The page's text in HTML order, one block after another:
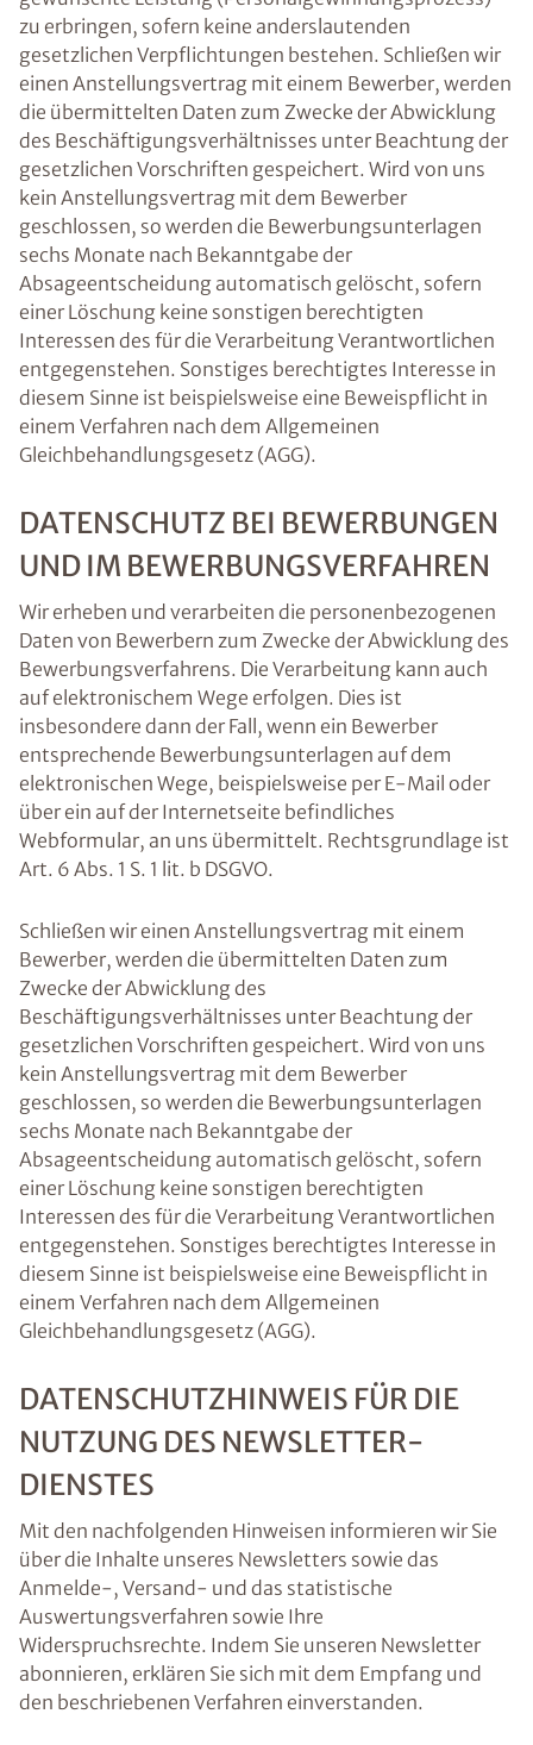
zu erbringen, sofern keine anderslautenden
gesetzlichen Verpflichtungen bestehen. Schließen wir
einen Anstellungsvertrag mit einem Bewerber, werden
die übermittelten Daten zum Zwecke der Abwicklung
des Beschäftigungsverhältnisses unter Beachtung der
gesetzlichen Vorschriften gespeichert. Wird von uns
kein Anstellungsvertrag mit dem Bewerber
geschlossen, so werden die Bewerbungsunterlagen
sechs Monate nach Bekanntgabe der
Absageentscheidung automatisch gelöscht, sofern
einer Löschung keine sonstigen berechtigten
Interessen des für die Verarbeitung Verantwortlichen
entgegenstehen. Sonstiges berechtigtes Interesse in
diesem Sinne ist beispielsweise eine Beweispflicht in
einem Verfahren nach dem Allgemeinen
Gleichbehandlungsgesetz (AGG).
DATENSCHUTZ BEI BEWERBUNGEN
UND IM BEWERBUNGSVERFAHREN
Wir erheben und verarbeiten die personenbezogenen
Daten von Bewerbern zum Zwecke der Abwicklung des
Bewerbungsverfahrens. Die Verarbeitung kann auch
auf elektronischem Wege erfolgen. Dies ist
insbesondere dann der Fall, wenn ein Bewerber
entsprechende Bewerbungsunterlagen auf dem
elektronischen Wege, beispielsweise per E-Mail oder
über ein auf der Internetseite befindliches
Webformular, an uns übermittelt. Rechtsgrundlage ist
Art. 6 Abs. 1 S. 1 lit. b DSGVO.
Schließen wir einen Anstellungsvertrag mit einem
Bewerber, werden die übermittelten Daten zum
Zwecke der Abwicklung des
Beschäftigungsverhältnisses unter Beachtung der
gesetzlichen Vorschriften gespeichert. Wird von uns
kein Anstellungsvertrag mit dem Bewerber
geschlossen, so werden die Bewerbungsunterlagen
sechs Monate nach Bekanntgabe der
Absageentscheidung automatisch gelöscht, sofern
einer Löschung keine sonstigen berechtigten
Interessen des für die Verarbeitung Verantwortlichen
entgegenstehen. Sonstiges berechtigtes Interesse in
diesem Sinne ist beispielsweise eine Beweispflicht in
einem Verfahren nach dem Allgemeinen
Gleichbehandlungsgesetz (AGG).
DATENSCHUTZHINWEIS FÜR DIE
NUTZUNG DES NEWSLETTER-
DIENSTES
Mit den nachfolgenden Hinweisen informieren wir Sie
über die Inhalte unseres Newsletters sowie das
Anmelde-, Versand- und das statistische
Auswertungsverfahren sowie Ihre
Widerspruchsrechte. Indem Sie unseren Newsletter
abonnieren, erklären Sie sich mit dem Empfang und
den beschriebenen Verfahren einverstanden.